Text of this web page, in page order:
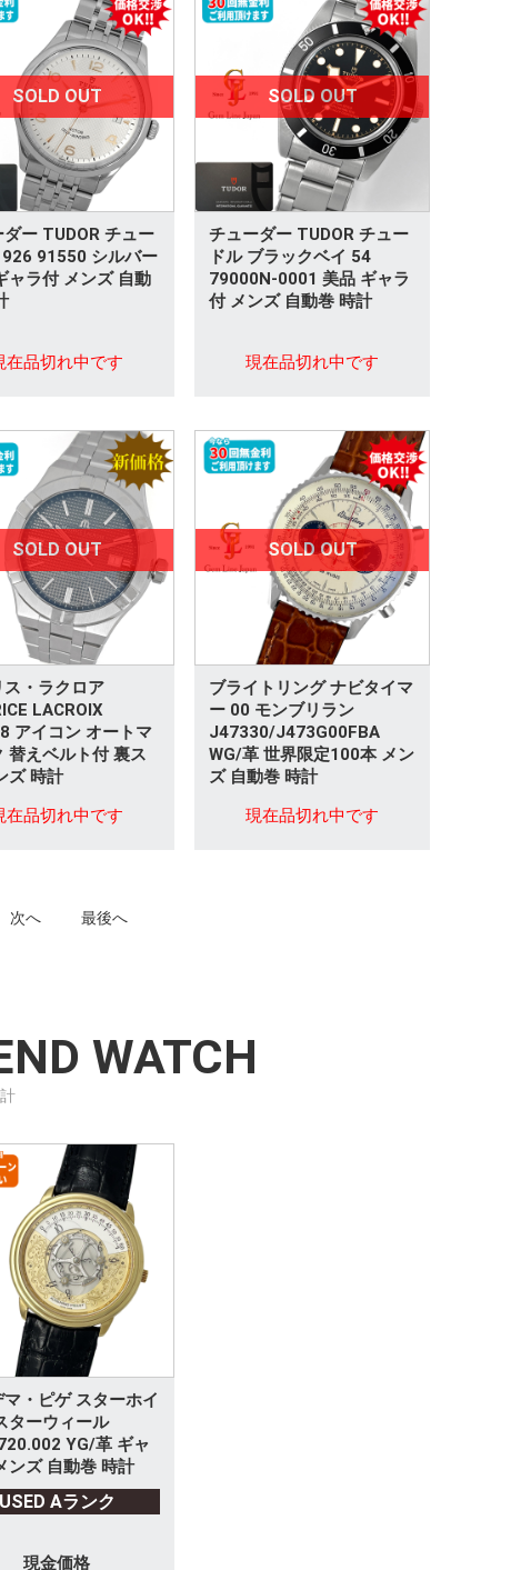
SOLD OUT
ー TUDOR チュー
91550 シルバー
ャラ付 メンズ 自動
在品切れ中です
SOLD OUT
チューダー TUDOR チュー
ドル ブラックベイ 54
79000N-0001 美品 ギャラ
付 メンズ 自動巻 時計
現在品切れ中です
SOLD OUT
ス・ラクロア
LACROIX
アイコン オートマ
替えベルト付 裏ス
ズ 時計
在品切れ中です
SOLD OUT
ブライトリング ナビタイマ
ー 00 モンブリラン
J47330/J473G00FBA
WG/革 世界限定100本 メン
ズ 自動巻 時計
現在品切れ中です
次へ 最後へ
WATCH
マ・ピゲ スターホイ
ターウィール
YG/革 ギャ
ンズ 自動巻 時計
USED Aランク
現金価格